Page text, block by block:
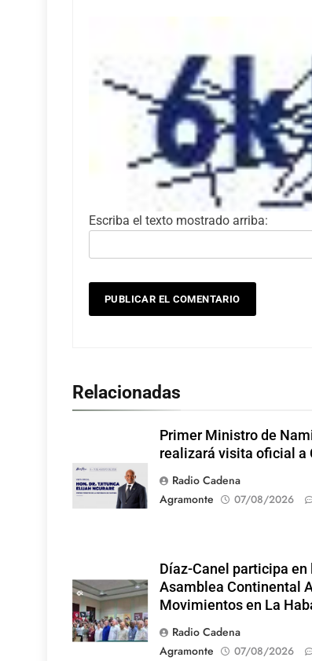
Escriba el texto mostrado arriba:
Relacionadas
Primer Ministro de
realizará visita oficial a
Radio Cadena
Agramonte
07/08/2026
Díaz-Canel participa en
Asamblea Continental
Movimientos en La
Radio Cadena
Agramonte
07/08/2026